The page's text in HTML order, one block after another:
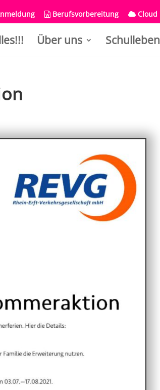
Berufsvorbereitung Cloud
Über uns Schulleben